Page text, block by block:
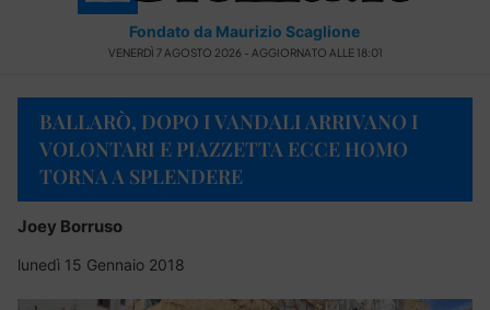
Fondato da Maurizio Scaglione
VENERDÌ 7 AGOSTO 2026 - AGGIORNATO ALLE 18:01
BALLARÒ, DOPO I VANDALI ARRIVANO I
VOLONTARI E PIAZZETTA ECCE HOMO
TORNA A SPLENDERE
Joey Borruso
lunedì 15 Gennaio 2018